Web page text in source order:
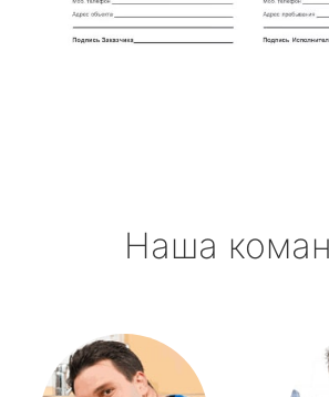
Наша